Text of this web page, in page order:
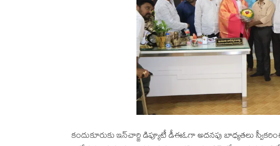
కందుకూరుకు ఇన్‌చార్జి డిప్యూటీ డీఈఓగా అదనపు బాధ్యతలు